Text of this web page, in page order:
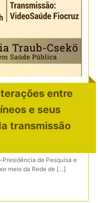
entre
e seus
transmissão
Presidência de Pesquisa e
meio da Rede de […]